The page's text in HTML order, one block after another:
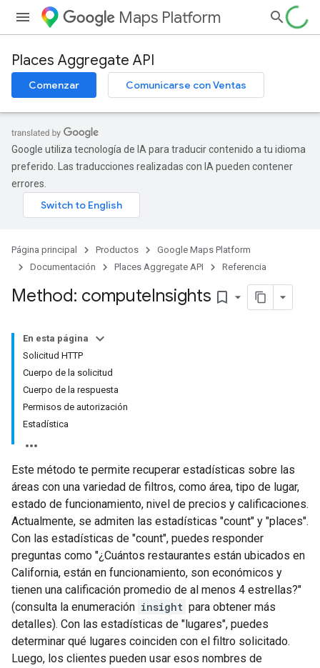
Maps Platform
Places Aggregate API
Comenzar Comunicarse con Ventas
Google utiliza tecnología de IA para traducir contenido a tu idioma
preferido. Las traducciones realizadas con IA pueden contener
errores.
Página principal Productos
Google Maps Platform
Documentación
Places Aggregate API Referencia
Method: computeInsights bookmark_border
En esta página
Solicitud HTTP
Cuerpo de la solicitud
Cuerpo de la respuesta
Permisos de autorización
Estadística
Este método te permite recuperar estadísticas sobre las
áreas con una variedad de filtros, como área, tipo de lugar,
estado de funcionamiento, nivel de precios y calificaciones.
Actualmente, se admiten las estadísticas "count" y "places".
Con las estadísticas de "count", puedes responder
preguntas como "¿Cuántos restaurantes están ubicados en
California, están en funcionamiento, son económicos y
tienen una calificación promedio de al menos 4 estrellas?"
(consulta la enumeración insight para obtener más
detalles). Con las estadísticas de "lugares", puedes
determinar qué lugares coinciden con el filtro solicitado.
Luego, los clientes pueden usar esos nombres de